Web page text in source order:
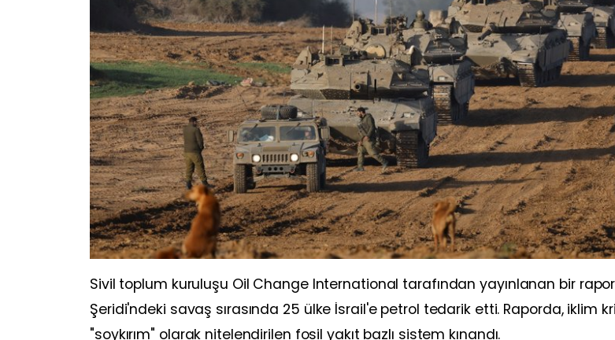
Sivil toplum kuruluşu Oil Change International tarafından yayınlanan bir
Şeridi'ndeki savaş sırasında 25 ülke İsrail'e petrol tedarik etti. Raporda, iklim
"soykırım" olarak nitelendirilen fosil yakıt bazlı sistem kınandı.